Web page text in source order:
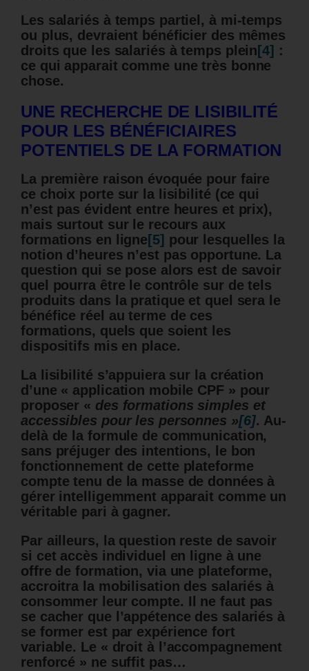
Les salariés à temps partiel, à mi-temps
ou plus, devraient bénéficier des mêmes
droits que les salariés à temps plein [4] :
ce qui apparait comme une très bonne
chose.
UNE RECHERCHE DE LISIBILITÉ
POUR LES BÉNÉFICIAIRES
POTENTIELS DE LA FORMATION
La première raison évoquée pour faire
ce choix porte sur la lisibilité (ce qui
n’est pas évident entre heures et prix),
mais surtout sur le recours aux
formations en ligne [5] pour lesquelles la
notion d’heures n’est pas opportune. La
question qui se pose alors est de savoir
quel pourra être le contrôle sur de tels
produits dans la pratique et quel sera le
bénéfice réel au terme de ces
formations, quels que soient les
dispositifs mis en place.
La lisibilité s’appuiera sur la création
d’une « application mobile CPF » pour
proposer « des formations simples et
accessibles pour les personnes »[6]. Au-
delà de la formule de communication,
sans préjuger des intentions, le bon
fonctionnement de cette plateforme
compte tenu de la masse de données à
gérer intelligemment apparait comme un
véritable pari à gagner.
Par ailleurs, la question reste de savoir
si cet accès individuel en ligne à une
offre de formation, via une plateforme,
accroitra la mobilisation des salariés à
consommer leur compte. Il ne faut pas
se cacher que l’appétence des salariés à
se former est par expérience fort
variable. Le « droit à l’accompagnement
renforcé » ne suffit pas…